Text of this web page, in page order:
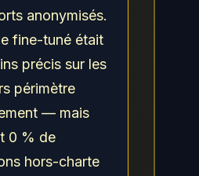
anonymisés.
fine-tuné était
précis sur les
périmètre
— mais
0 % de
hors-charte